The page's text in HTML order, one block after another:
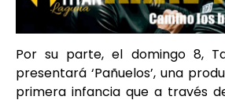
Por su parte, el domingo 8,
presentará ‘Pañuelos’, una
primera infancia que a través